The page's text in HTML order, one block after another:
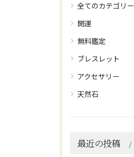
全てのカテゴリー
開運
無料鑑定
ブレスレット
アクセサリー
天然石
最近の投稿